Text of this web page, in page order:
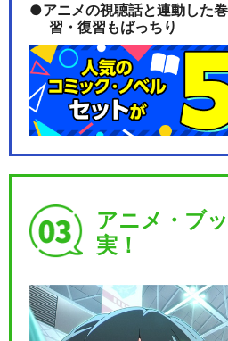
アニメの視聴話と連動した
習・復習もばっちり
アニメ・ブ
実！